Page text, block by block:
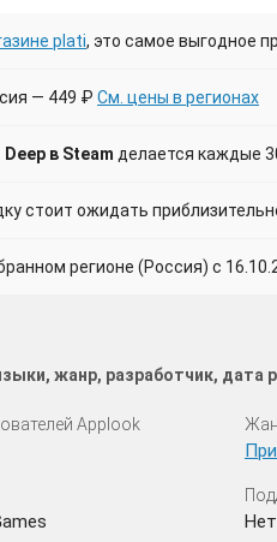
plati, это самое выгодное
— 449 ₽ См. цены в регионах
в Steam делается каждые
стоит ожидать
регионе (Россия) с
жанр, разработчик, дата
Applook